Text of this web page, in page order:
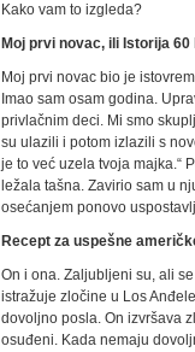
Kako vam to izgleda?
Moj prvi novac, ili Istorija 60
Moj prvi novac bio je
Imao sam osam godina.
privlačnim deci. Mi smo
su ulazili i potom izlazili s
je to već uzela tvoja majka.“
ležala tašna. Zavirio sam u
osećanjem ponovo
Recept za uspešne
On i ona. Zaljubljeni su, ali
istražuje zločine u Los
dovoljno posla. On izvršava
osuđeni. Kada nemaju